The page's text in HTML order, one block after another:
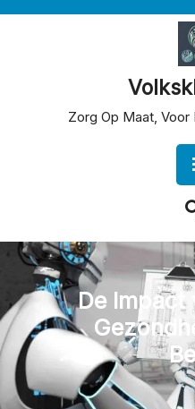
Zorg Op Maat,
De Impact